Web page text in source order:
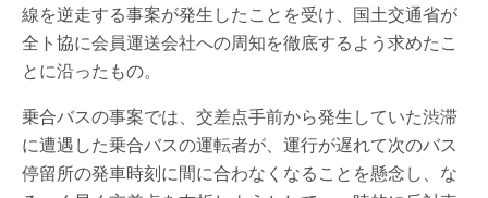
線を逆走する事案が発生したことを受け、国土交通省が
全ト協に会員運送会社への周知を徹底するよう求めたこ
とに沿ったもの。
乗合バスの事案では、交差点手前から発生していた渋滞
に遭遇した乗合バスの運転者が、運行が遅れて次のバス
停留所の発車時刻に間に合わなくなることを懸念し、な